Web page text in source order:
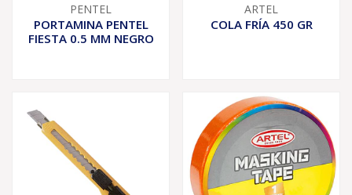
PENTEL
PORTAMINA PENTEL
FIESTA 0.5 MM NEGRO
ARTEL
COLA FRÍA 450 GR